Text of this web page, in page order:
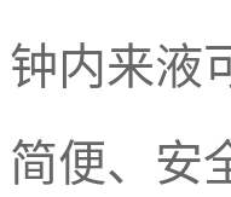
钟内来液
简便、安